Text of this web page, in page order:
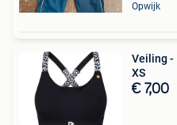
Opwijk
Veiling -
XS
€ 7,00